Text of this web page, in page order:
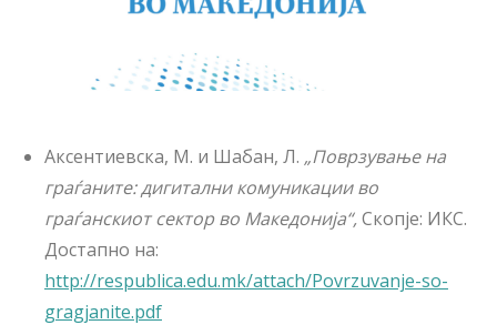
Аксентиевска, М. и Шабан, Л. „Поврзување на
граѓаните: дигитални комуникации во
граѓанскиот сектор во Македонија“,Скопје: ИКС.
Достапно на:
http://respublica.edu.mk/attach/Povrzuvanje-so-
gragjanite.pdf